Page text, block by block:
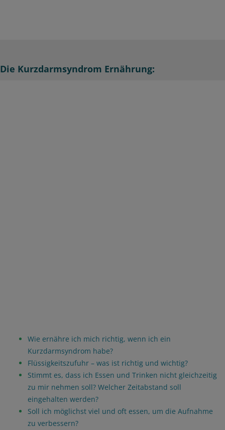
Die Kurzdarmsyndrom Ernährung:
Wie ernähre ich mich richtig, wenn ich ein
Kurzdarmsyndrom habe?
Flüssigkeitszufuhr – was ist richtig und wichtig?
Stimmt es, dass ich Essen und Trinken nicht gleichzeitig
zu mir nehmen soll? Welcher Zeitabstand soll
eingehalten werden?
Soll ich möglichst viel und oft essen, um die Aufnahme
zu verbessern?